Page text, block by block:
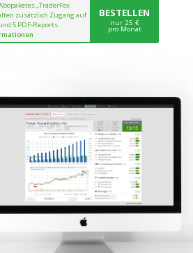
„TraderFox
zusätzlich Zugang auf
5 PDF-Reports.
BESTELLEN
nur 25 €
pro Monat